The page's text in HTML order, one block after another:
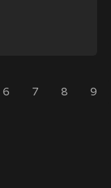
6 7 8 9